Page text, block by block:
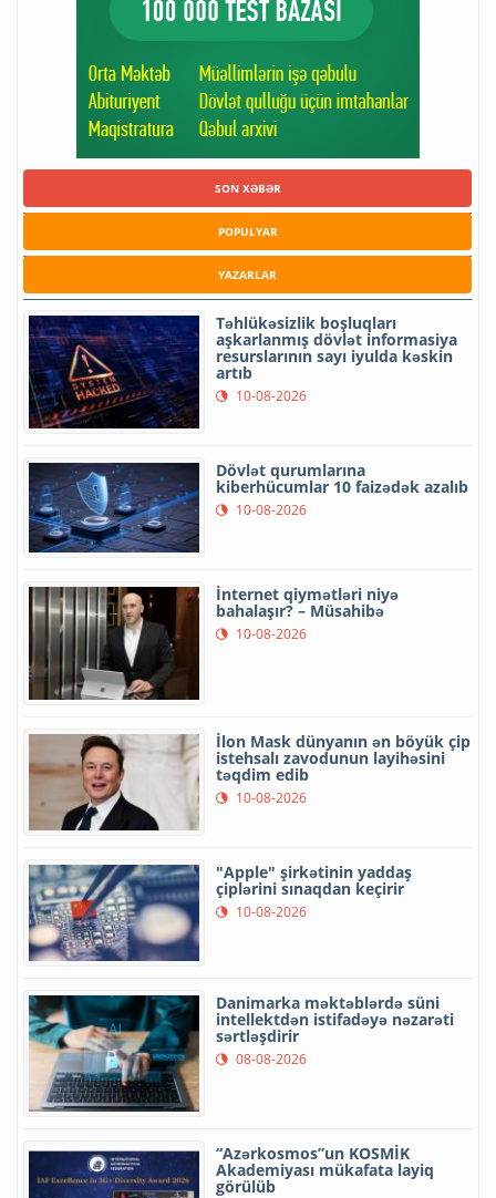
SON XƏBƏR
POPULYAR
YAZARLAR
Təhlükəsizlik boşluqları
aşkarlanmış dövlət informasiya
resurslarının sayı iyulda kəskin
artıb
10-08-2026
Dövlət qurumlarına
kiberhücumlar 10 faizədək azalıb
10-08-2026
İnternet qiymətləri niyə
bahalaşır? – Müsahibə
10-08-2026
İlon Mask dünyanın ən böyük çip
istehsalı zavodunun layihəsini
təqdim edib
10-08-2026
"Apple" şirkətinin yaddaş
çiplərini sınaqdan keçirir
10-08-2026
Danimarka məktəblərdə süni
intellektdən istifadəyə nəzarəti
sərtləşdirir
08-08-2026
“Azərkosmos”un KOSMİK
Akademiyası mükafata layiq
görülüb